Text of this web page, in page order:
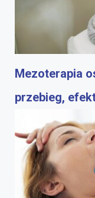
Mezoterapia
przebieg,